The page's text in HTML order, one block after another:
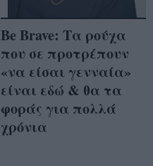
Βe Brave: Τα ρούχα
που σε προτρέπουν
«να είσαι γενναία»
είναι εδώ & θα τα
φοράς για πολλά
χρόνια